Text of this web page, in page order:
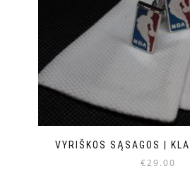
VYRIŠKOS SĄSAGOS |
€29.00